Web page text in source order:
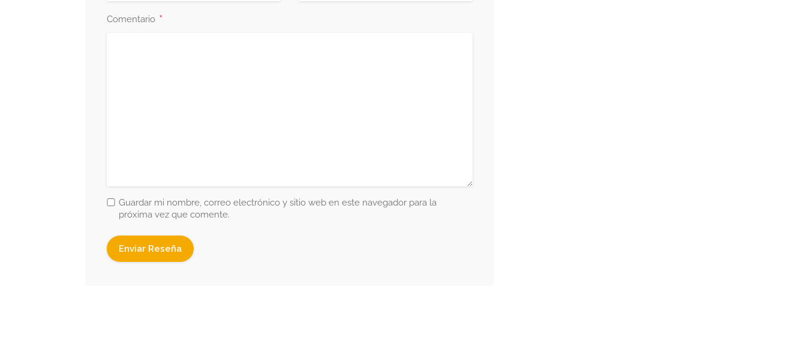
Comentario *
Guardar mi nombre, correo electrónico y sitio web en este navegador para la
próxima vez que comente.